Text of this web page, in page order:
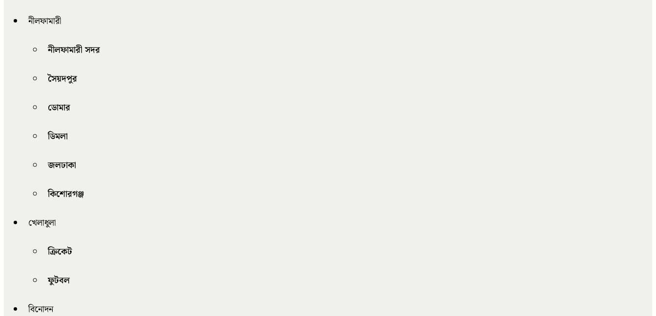
নীলফামারী
নীলফামারী সদর
সৈয়দপুর
ডোমার
ডিমলা
জলঢাকা
কিশোরগঞ্জ
খেলাধুলা
ক্রিকেট
ফুটবল
বিনোদন